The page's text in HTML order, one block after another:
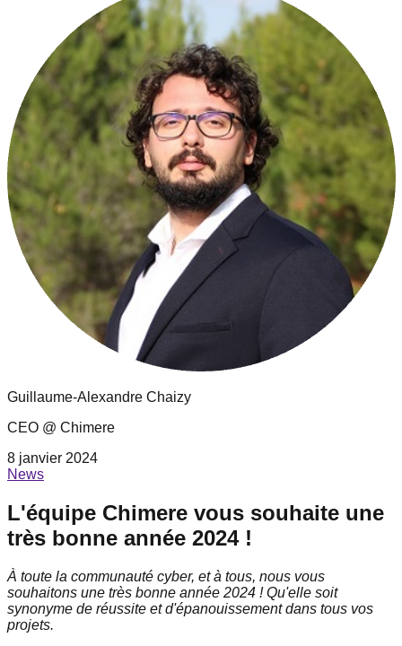
Guillaume-Alexandre Chaizy
CEO @ Chimere
8 janvier 2024
News
L'équipe Chimere vous souhaite une
très bonne année 2024 !
À toute la communauté cyber, et à tous, nous vous
souhaitons une très bonne année 2024 ! Qu'elle soit
synonyme de réussite et d'épanouissement dans tous vos
projets.